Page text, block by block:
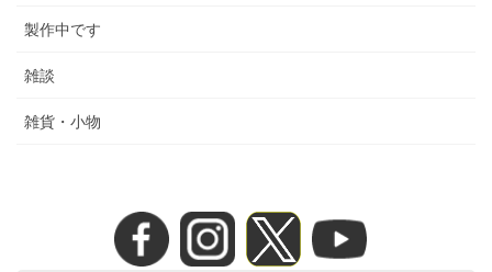
製作中です
雑談
雑貨・小物